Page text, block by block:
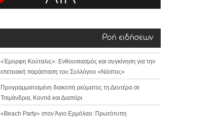
Ροή ειδήσεων
«Έμορφη Κούταλις»: Ενθουσιασμός και συγκίνηση για την
επετειακή παράσταση του Συλλόγου «Νόστος»
Προγραμματισμένη διακοπή ρεύματος τη Δευτέρα σε
Τσιμάνδρια, Κοντιά και Διαπόρι
«Beach Party» στον Άγιο Ερμόλαο: Πρωτότυπη